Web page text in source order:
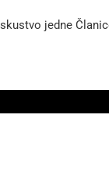
jedne